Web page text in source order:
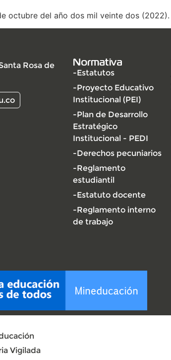
octubre del año dos mil veinte dos (2022).
Rosa de
Normativa
-Estatutos
-Proyecto Educativo
Institucional (PEI)
-Plan de Desarrollo
Estratégico
Institucional - PEDI
-Derechos pecuniarios
-Reglamento
estudiantil
-Estatuto docente
-Reglamento interno
de trabajo
Vigilada